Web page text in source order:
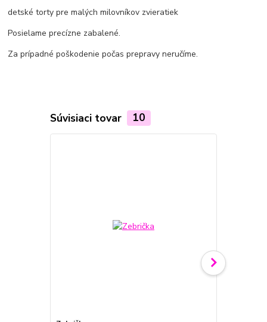
detské torty pre malých milovníkov zvieratiek
Posielame precízne zabalené.
Za prípadné poškodenie počas prepravy neručíme.
Súvisiaci tovar 10